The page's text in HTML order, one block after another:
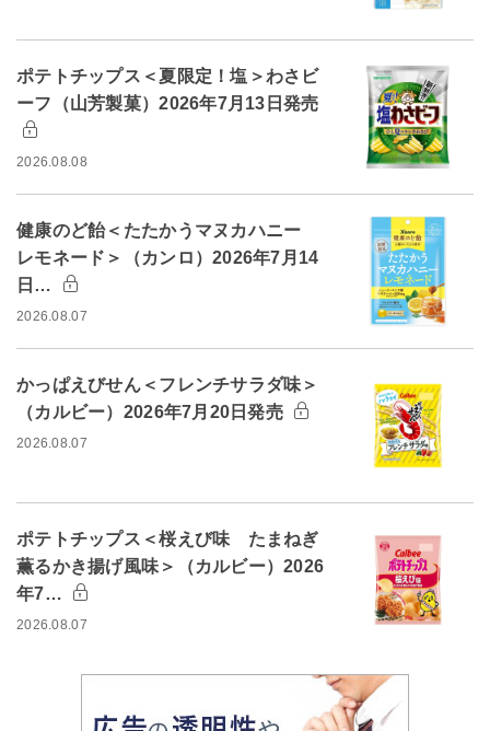
ポテトチップス＜夏限定！塩＞わさビ
ーフ（山芳製菓）2026年7月13日発売
2026.08.08
健康のど飴＜たたかうマヌカハニー
レモネード＞（カンロ）2026年7月14
日…
2026.08.07
かっぱえびせん＜フレンチサラダ味＞
（カルビー）2026年7月20日発売
2026.08.07
ポテトチップス＜桜えび味 たまねぎ
薫るかき揚げ風味＞（カルビー）2026
年7…
2026.08.07